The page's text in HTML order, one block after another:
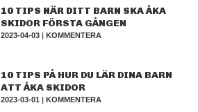
10 TIPS NÄR DITT BARN SKA ÅKA
SKIDOR FÖRSTA GÅNGEN
2023-04-03 |KOMMENTERA
10 TIPS PÅ HUR DU LÄR DINA BARN
ATT ÅKA SKIDOR
2023-03-01 |KOMMENTERA